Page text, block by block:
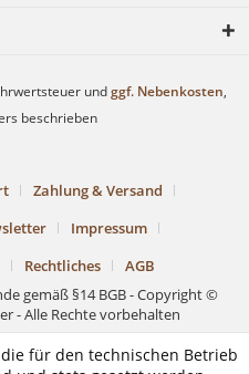
undggf. Nebenkosten,
beschrieben
Zahlung & Versand
Impressum
Rechtliches
AGB
gemäß §14 BGB - Copyright ©
- Alle Rechte vorbehalten
für den technischen Betrieb